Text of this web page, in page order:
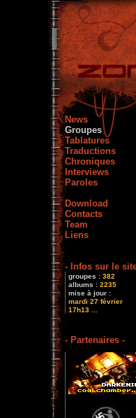
News
Groupes
Tablatures
Traductions
Chroniques
Interviews
Paroles
Download
Contacts
Team
Liens
- Infos sur le
groupes : 382
albums : 2235
mise à jour :
mardi 27 février
17h13 ...
- Partenaires -